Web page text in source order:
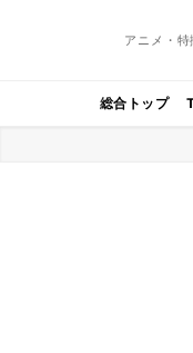
アニメ・
総合トップ